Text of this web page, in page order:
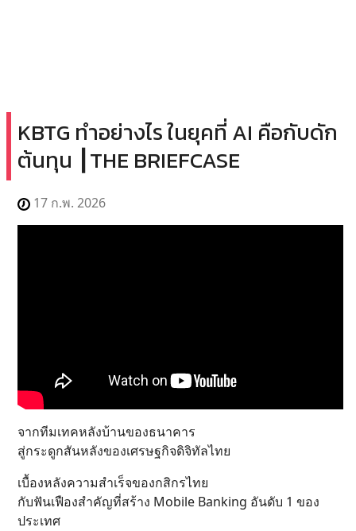
KBTG ทำอย่างไร ในยุคที่ AI คือกับดัก
ต้นทุน ┃THE BRIEFCASE
17 ก.พ. 2026
จากทีมเทคหลังบ้านของธนาคาร
สู่กระดูกสันหลังของเศรษฐกิจดิจิทัลไทย
เบื้องหลังความสำเร็จของกสิกรไทย
กับฟันเฟืองสำคัญที่สร้าง Mobile Banking อันดับ 1 ของ
ประเทศ